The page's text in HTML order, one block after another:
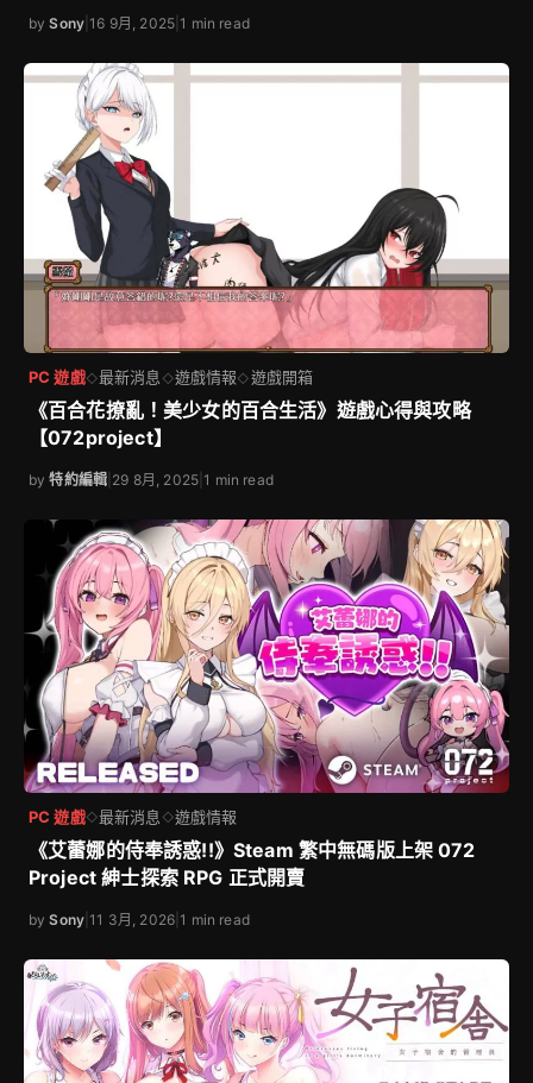
bySony |16 9月, 2025 |1 min read
PC 遊戲◇最新消息 ◇遊戲情報◇遊戲開箱
《百合花撩亂！美少女的百合生活》遊戲心得與攻略
【072project】
by特約編輯 29 8月, 2025 |1 min read
PC 遊戲◇最新消息 ◇遊戲情報
《艾蕾娜的侍奉誘惑!!》Steam 繁中無碼版上架 072
Project 紳士探索 RPG 正式開賣
bySony |11 3月, 2026 |1 min read